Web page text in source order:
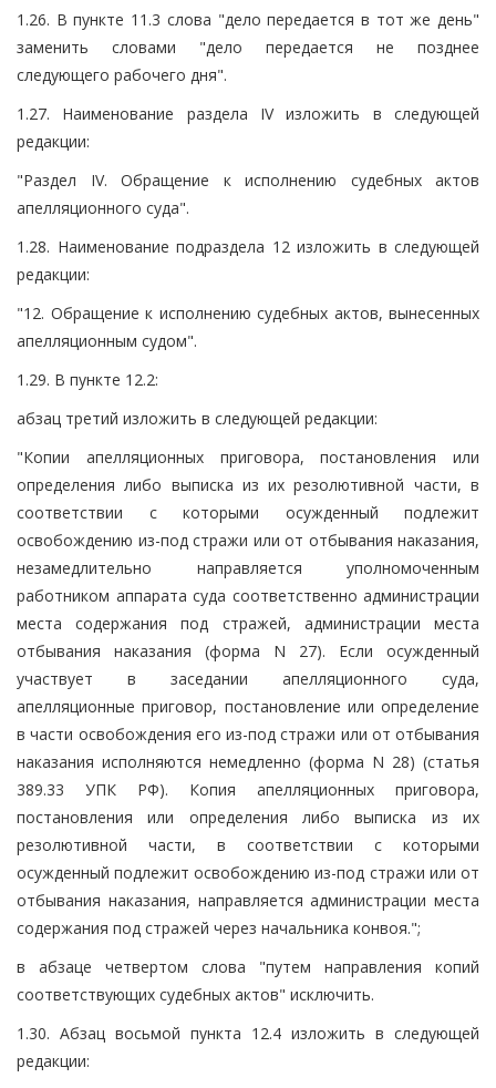
1.26. В пункте 11.3 слова "дело передается в тот же день"
заменить словами "дело передается не позднее
следующего рабочего дня".
1.27. Наименование раздела IV изложить в следующей
редакции:
"Раздел IV. Обращение к исполнению судебных актов
апелляционного суда".
1.28. Наименование подраздела 12 изложить в следующей
редакции:
"12. Обращение к исполнению судебных актов, вынесенных
апелляционным судом".
1.29. В пункте 12.2:
абзац третий изложить в следующей редакции:
"Копии апелляционных приговора, постановления или
определения либо выписка из их резолютивной части, в
соответствии с которыми осужденный подлежит
освобождению из-под стражи или от отбывания наказания,
незамедлительно направляется уполномоченным
работником аппарата суда соответственно администрации
места содержания под стражей, администрации места
отбывания наказания (форма N 27). Если осужденный
участвует в заседании апелляционного суда,
апелляционные приговор, постановление или определение
в части освобождения его из-под стражи или от отбывания
наказания исполняются немедленно (форма N 28) (статья
389.33 УПК РФ). Копия апелляционных приговора,
постановления или определения либо выписка из их
резолютивной части, в соответствии с которыми
осужденный подлежит освобождению из-под стражи или от
отбывания наказания, направляется администрации места
содержания под стражей через начальника конвоя.";
в абзаце четвертом слова "путем направления копий
соответствующих судебных актов" исключить.
1.30. Абзац восьмой пункта 12.4 изложить в следующей
редакции: